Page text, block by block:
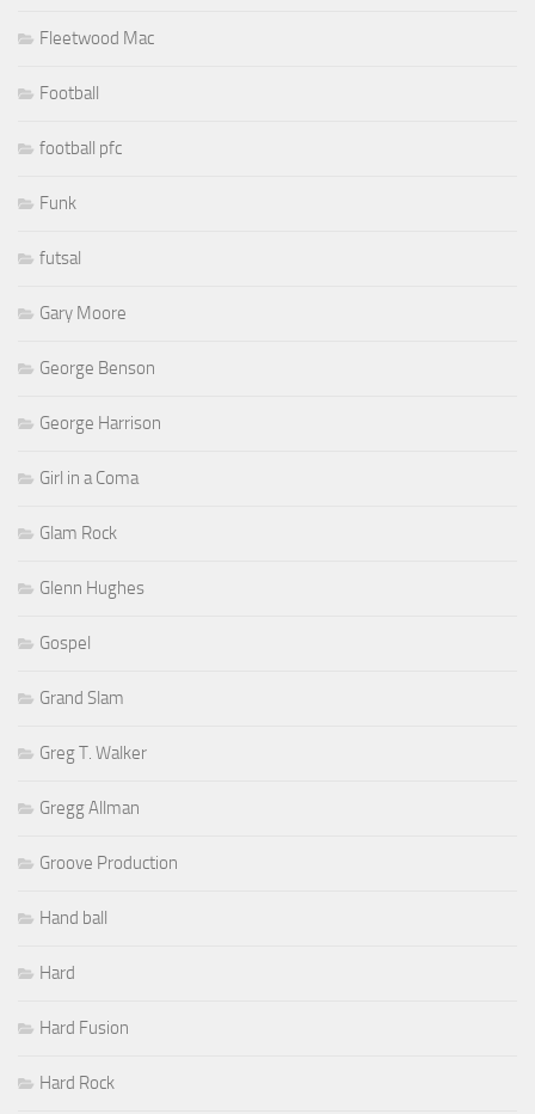
Fleetwood Mac
Football
football pfc
Funk
futsal
Gary Moore
George Benson
George Harrison
Girl in a Coma
Glam Rock
Glenn Hughes
Gospel
Grand Slam
Greg T. Walker
Gregg Allman
Groove Production
Hand ball
Hard
Hard Fusion
Hard Rock